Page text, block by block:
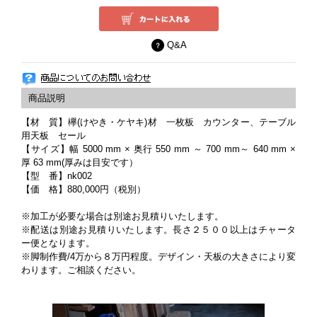
Q&A
【材 質】欅(けやき・ケヤキ)材 一枚板 カウンター、テーブル
用天板 セール
【サイズ】幅 5000 mm × 奥行 550 mm ～ 700 mm～ 640 mm ×
厚 63 mm(厚みは目安です）
【型 番】nk002
【価 格】880,000円（税別）
※加工が必要な場合は別途お見積りいたします。
※配送は別途お見積りいたします。長さ２５００以上はチャータ
ー便となります。
※脚制作費/4万から８万円程度。デザイン・天板の大きさにより変
わります。ご相談ください。